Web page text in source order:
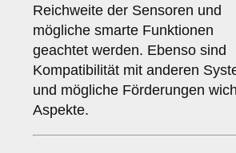
Reichweite der Sensoren und
mögliche smarte Funktionen
geachtet werden. Ebenso sind
Kompatibilität mit anderen
und mögliche Förderungen
Aspekte.